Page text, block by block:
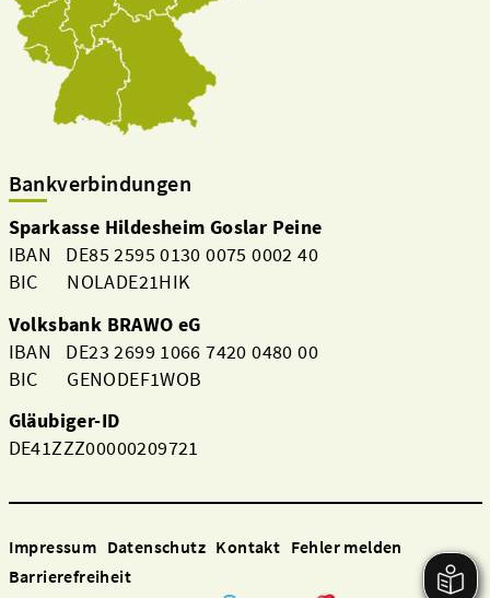
Bankverbindungen
Sparkasse Hildesheim Goslar Peine
IBAN DE85 2595 0130 0075 0002 40
BIC NOLADE21HIK
Volksbank BRAWO eG
IBAN DE23 2699 1066 7420 0480 00
BIC GENODEF1WOB
Gläubiger-ID
DE41ZZZ00000209721
Impressum Datenschutz Kontakt Fehler melden
Barrierefreiheit